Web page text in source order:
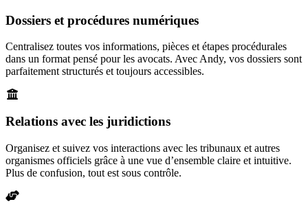
Dossiers et procédures numériques
Centralisez toutes vos informations, pièces et étapes procédurales
dans un format pensé pour les avocats. Avec Andy, vos dossiers sont
parfaitement structurés et toujours accessibles.
Relations avec les juridictions
Organisez et suivez vos interactions avec les tribunaux et autres
organismes officiels grâce à une vue d’ensemble claire et intuitive.
Plus de confusion, tout est sous contrôle.